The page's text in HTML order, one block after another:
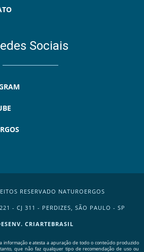
Sociais
RESERVADO NATUROERGOS
- CJ 311 - PERDIZES, SÃO PAULO - SP
CRIARTEBRASIL
informação e atesta a apuração de todo o conteúdo produzido
que não faz qualquer tipo de recomendação de uso ou